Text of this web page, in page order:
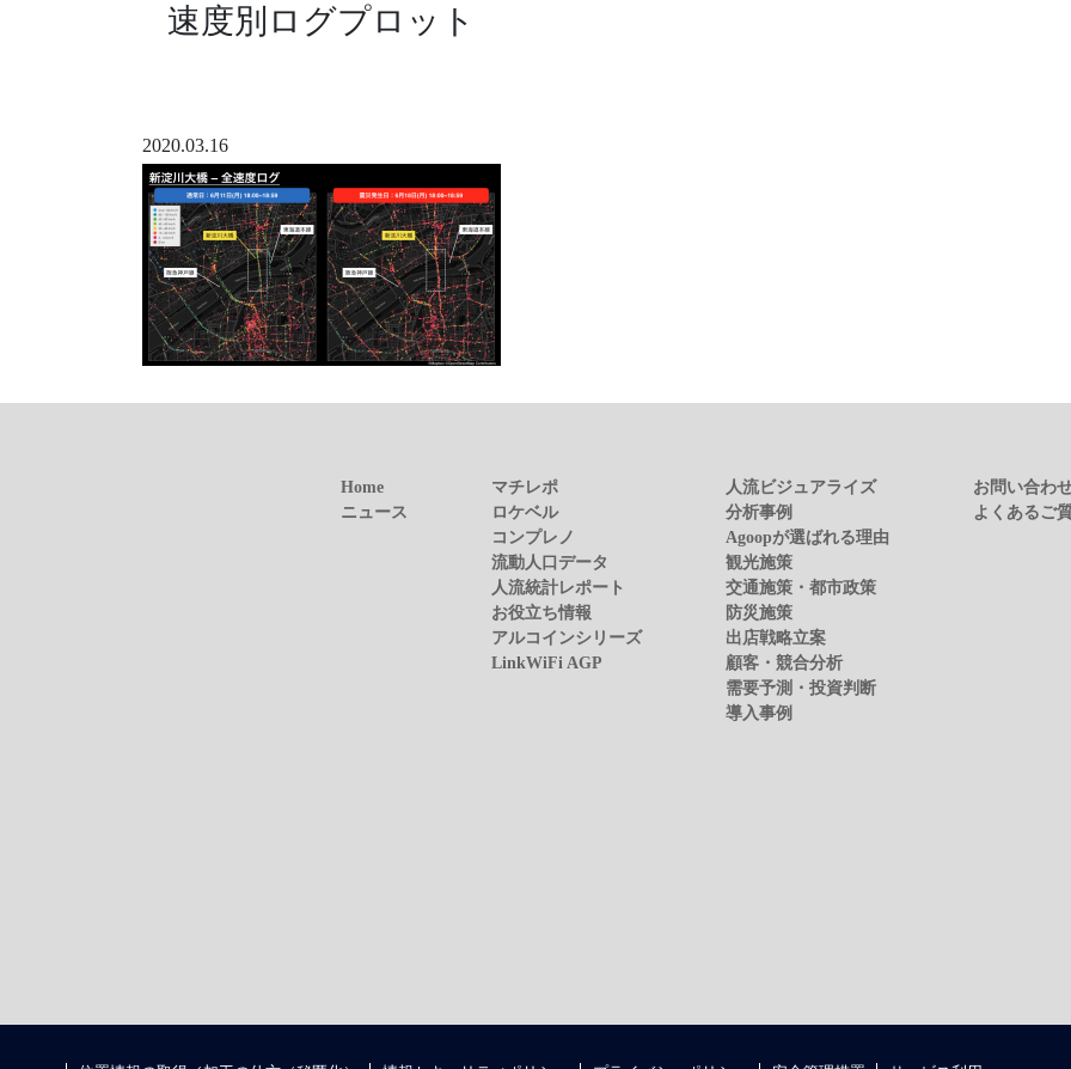
速度別ログプロット
2020.03.16
Home
ニュース
マチレポ
ロケベル
コンプレノ
流動人口データ
人流統計レポート
お役立ち情報
アルコインシリーズ
LinkWiFi AGP
人流ビジュアライズ
分析事例
Agoopが選ばれる理由
観光施策
交通施策・都市政策
防災施策
出店戦略立案
顧客・競合分析
需要予測・投資判断
導入事例
お問い合わ
よくあるご